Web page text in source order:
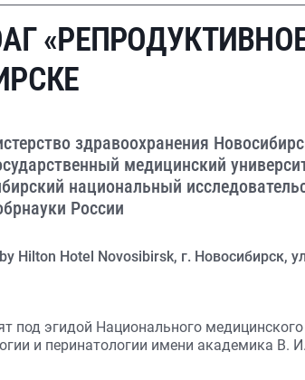
здравоохранения
медицинский
национальный
России
Hilton Hotel Novosibirsk, г. Новосибирск,
под эгидой Национального медицинского
и перинатологии имени академика В.